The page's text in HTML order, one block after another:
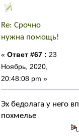
Re: Срочно
нужна помощь!
« Ответ #67 : 23
Ноябрь, 2020,
20:48:08 pm »
Эх бедолага у него
похмелье